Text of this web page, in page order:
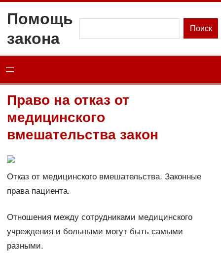
содержимому
Помощь
закона
Поиск
Право на отказ от
медицинского
вмешательства закон
Отказ от медицинского вмешательства. Законные
права пациента.
Отношения между сотрудниками медицинского
учреждения и больными могут быть самыми
разными.